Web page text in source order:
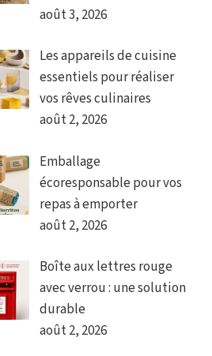
août 3, 2026
Les appareils de cuisine
essentiels pour réaliser
vos rêves culinaires
août 2, 2026
Emballage
écoresponsable pour vos
repas à emporter
août 2, 2026
Boîte aux lettres rouge
avec verrou : une solution
durable
août 2, 2026